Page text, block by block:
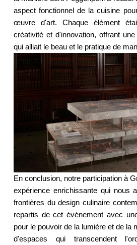
aspect fonctionnel de la cuisine
œuvre d'art. Chaque élément
créativité et d'innovation, offrant
qui alliait le beau et le pratique de
En conclusion, notre participation à
expérience enrichissante qui nous
frontières du design culinaire
repartis de cet événement avec
pour le pouvoir de la lumière et de la
d'espaces qui transcendent